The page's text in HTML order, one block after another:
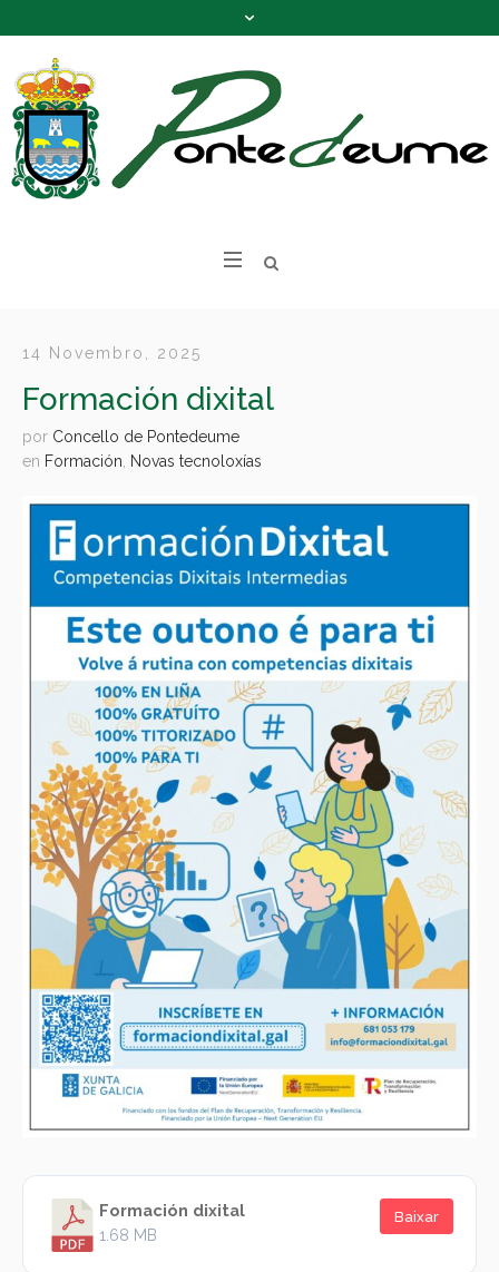
14 Novembro, 2025
Formación dixital
por Concello de Pontedeume
en Formación Novas tecnoloxías
Formación dixital
1.68 MB
Baixar